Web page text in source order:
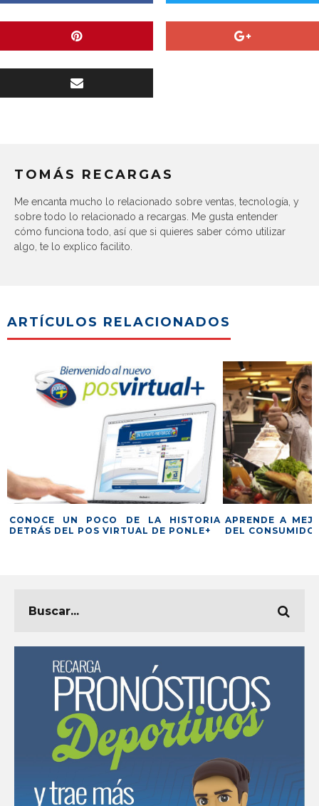
TOMÁS RECARGAS
Me encanta mucho lo relacionado sobre ventas, tecnología, y
sobre todo lo relacionado a recargas. Me gusta entender
cómo funciona todo, así que si quieres saber cómo utilizar
algo, te lo explico facilito.
ARTÍCULOS RELACIONADOS
CONOCE UN POCO DE LA HISTORIA
DETRÁS DEL POS VIRTUAL DE PONLE+
APRENDE A
DEL